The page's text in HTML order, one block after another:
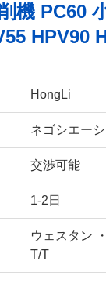
機 PC60
HPV90
HongLi
ネゴシエー
交渉可能
1-2日
ウェスタン
T/T